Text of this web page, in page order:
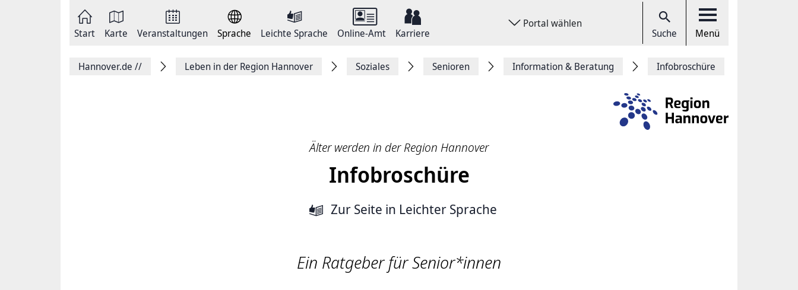
Start Karte Veranstaltungen Sprache Leichte Sprache Online-Amt Karriere
Portal wählen
Suche Menü
Hannover.de // Leben in der Region Hannover Soziales Senioren Information & Beratung Infobroschüre
Älter werden in der Region Hannover
Infobroschüre
Zur Seite in Leichter Sprache
Ein Ratgeber für Senior*innen